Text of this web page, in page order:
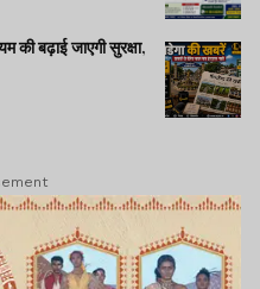
बढ़ाई जाएगी सुरक्षा,